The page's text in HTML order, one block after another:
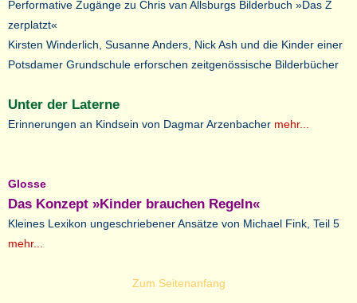
Performative Zugänge zu Chris van Allsburgs Bilderbuch »Das Z
zerplatzt«
Kirsten Winderlich, Susanne Anders, Nick Ash und die Kinder einer
Potsdamer Grundschule erforschen zeitgenössische Bilderbücher
Unter der Laterne
Erinnerungen an Kindsein von Dagmar Arzenbacher mehr...
Glosse
Das Konzept »Kinder brauchen Regeln«
Kleines Lexikon ungeschriebener Ansätze von Michael Fink, Teil 5
mehr...
Zum Seitenanfang